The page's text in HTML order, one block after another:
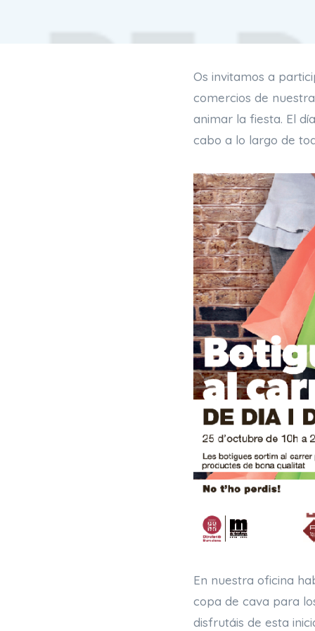
Os invitamos a
comercios de
animar la fiesta. El
cabo a lo largo de
En nuestra oficina
copa de cava para
disfrutáis de esta